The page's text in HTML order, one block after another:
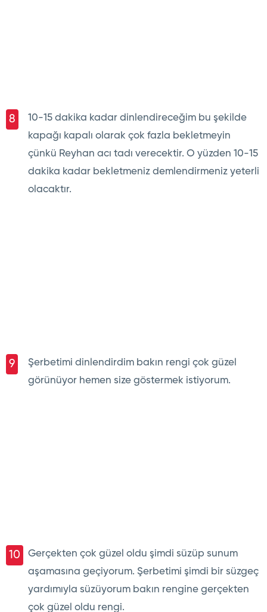
8
10-15 dakika kadar dinlendireceğim bu şekilde
kapağı kapalı olarak çok fazla bekletmeyin
çünkü Reyhan acı tadı verecektir. O yüzden 10-15
dakika kadar bekletmeniz demlendirmeniz yeterli
olacaktır.
9
Şerbetimi dinlendirdim bakın rengi çok güzel
görünüyor hemen size göstermek istiyorum.
10
Gerçekten çok güzel oldu şimdi süzüp sunum
aşamasına geçiyorum. Şerbetimi şimdi bir süzgeç
yardımıyla süzüyorum bakın rengine gerçekten
çok güzel oldu rengi.